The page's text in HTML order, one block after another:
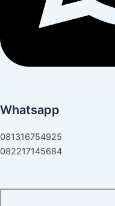
Whatsapp
081316754925
082217145684